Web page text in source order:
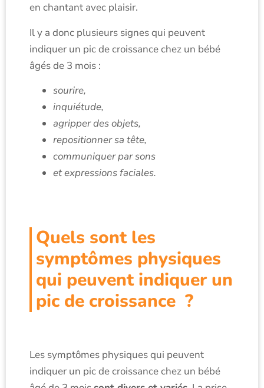
en chantant avec plaisir.
Il y a donc plusieurs signes qui peuvent
indiquer un pic de croissance chez un bébé
âgés de 3 mois :
sourire,
inquiétude,
agripper des objets,
repositionner sa tête,
communiquer par sons
et expressions faciales.
Quels sont les
symptômes physiques
qui peuvent indiquer un
pic de croissance ?
Les symptômes physiques qui peuvent
indiquer un pic de croissance chez un bébé